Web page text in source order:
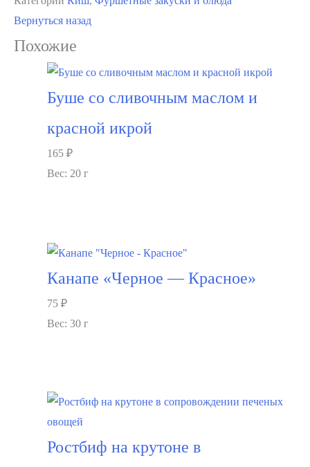
лососем
Вернуться назад
Похожие
Буше со сливочным маслом и
красной икрой
165 ₽
Вес: 20 г
Канапе «Черное — Красное»
75 ₽
Вес: 30 г
Ростбиф на крутоне в